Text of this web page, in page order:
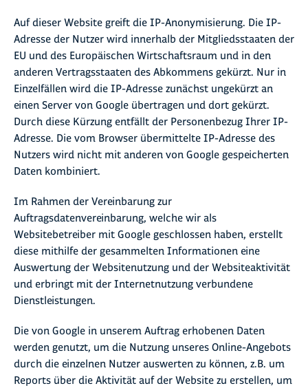
Auf dieser Website greift die IP-Anonymisierung. Die IP-
Adresse der Nutzer wird innerhalb der Mitgliedsstaaten der
EU und des Europäischen Wirtschaftsraum und in den
anderen Vertragsstaaten des Abkommens gekürzt. Nur in
Einzelfällen wird die IP-Adresse zunächst ungekürzt an
einen Server von Google übertragen und dort gekürzt.
Durch diese Kürzung entfällt der Personenbezug Ihrer IP-
Adresse. Die vom Browser übermittelte IP-Adresse des
Nutzers wird nicht mit anderen von Google gespeicherten
Daten kombiniert.
Im Rahmen der Vereinbarung zur
Auftragsdatenvereinbarung, welche wir als
Websitebetreiber mit Google geschlossen haben, erstellt
diese mithilfe der gesammelten Informationen eine
Auswertung der Websitenutzung und der Websiteaktivität
und erbringt mit der Internetnutzung verbundene
Dienstleistungen.
Die von Google in unserem Auftrag erhobenen Daten
werden genutzt, um die Nutzung unseres Online-Angebots
durch die einzelnen Nutzer auswerten zu können, z.B. um
Reports über die Aktivität auf der Website zu erstellen, um